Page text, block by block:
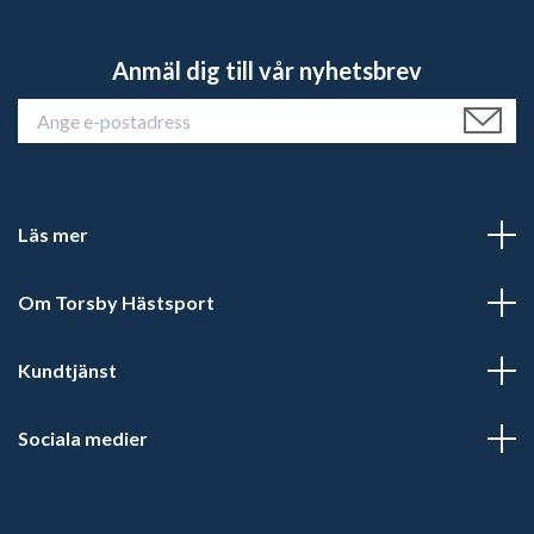
Anmäl dig till vår nyhetsbrev
Läs mer
Om Torsby Hästsport
Kundtjänst
Sociala medier